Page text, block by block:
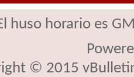
huso horario es
© 2015